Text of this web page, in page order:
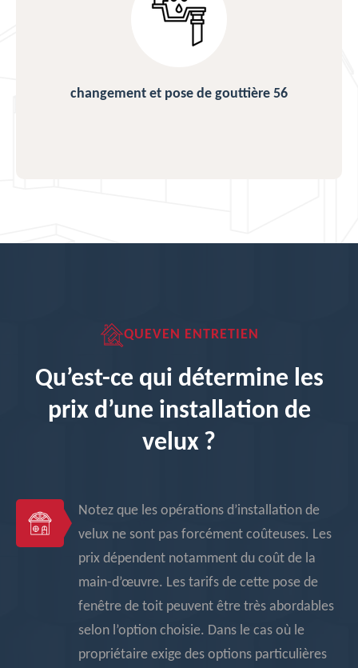
changement et pose de gouttière 56
QUEVEN ENTRETIEN
Qu’est-ce qui détermine les
prix d’une installation de
velux ?
Notez que les opérations d’installation de
velux ne sont pas forcément coûteuses. Les
prix dépendent notamment du coût de la
main-d’œuvre. Les tarifs de cette pose de
fenêtre de toit peuvent être très abordables
selon l’option choisie. Dans le cas où le
propriétaire exige des options particulières